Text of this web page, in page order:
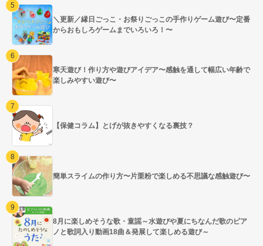
＼更新／縁日ごっこ・お祭りごっこの手作りゲーム遊び〜定番
からおもしろゲームまでいろいろ！〜
寒天遊び！作り方や遊びアイデア〜感触を通して幅広い年齢で
楽しみやすい遊び〜
【保健コラム】とげが抜きやすくなる裏技？
簡単スライムの作り方〜片栗粉で楽しめる不思議な感触遊び〜
8月に楽しめそうな歌・童謡～水遊びや夏にちなんだ歌のピア
ノと歌詞入り動画18曲＆発展して楽しめる遊び～